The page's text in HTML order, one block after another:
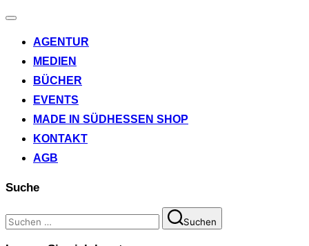
Navigation
AGENTUR
MEDIEN
BÜCHER
EVENTS
MADE IN SÜDHESSEN SHOP
KONTAKT
AGB
Suche
Suchen
nach:
Suchen